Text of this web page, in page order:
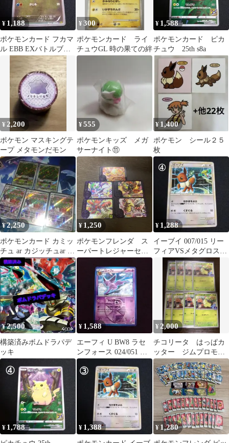
¥ 1,188
ポケモンカード フカマ
ル EBB EXバトルブー
スト 078/093
¥300
ポケモンカード ライ
チュウGL 時の果ての絆
¥ 1,588
ポケモンカード ピカ
チュウ 25th s8a
¥ 2,200
ポケモン マスキングテ
ープ メタモンだモン
¥555
ポケモンキッズ メガ
サーナイト⑪
¥ 1,400
ポケモン シール２５
枚
¥2,250
ポケモンカード カミッ
チュ ar カジッチュar 5
枚セット
¥ 1,250
ポケモンフレンダ ス
ーパートレジャーセッ
ト9
¥ 1,288
イーブイ 007/015 リー
フィアVSメタグロス
エキスパートデッキ
¥2,500
構築済みボムドラパデ
ッキ
¥ 1,588
エーフィ U BW8 ラセ
ンフォース 024/051 プ
ラズマ団
¥2,000
チコリータ はっぱカ
ッター ジムプロモ
001/M-P 8枚セット
¥ 1,788 ¥ 1,388 ¥ 1,280